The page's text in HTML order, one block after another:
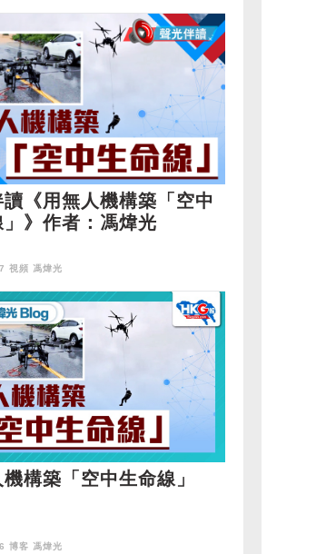
《用無人機構築「空中
》作者：馮煒光
視頻 馮煒光
構築「空中生命線」
博客 馮煒光